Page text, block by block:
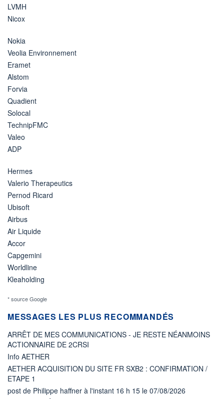
LVMH
Nicox
Nokia
Veolia Environnement
Eramet
Alstom
Forvia
Quadient
Solocal
TechnipFMC
Valeo
ADP
Hermes
Valerio Therapeutics
Pernod Ricard
Ubisoft
Airbus
Air Liquide
Accor
Capgemini
Worldline
Kleaholding
* source Google
MESSAGES LES PLUS RECOMMANDÉS
ARRÊT DE MES COMMUNICATIONS - JE RESTE NÉANMOINS
ACTIONNAIRE DE 2CRSI
Info AETHER
AETHER ACQUISITION DU SITE FR SXB2 : CONFIRMATION /
ETAPE 1
post de Philippe haffner à l'instant 16 h 15 le 07/08/2026